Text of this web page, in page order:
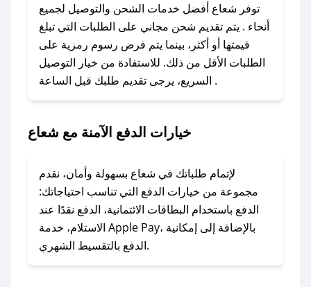
تواصل معنا عبر تويتر أو البريد الإلكتروني لإضافته
بسرعة.
### كيفية استخدام كود خصم شعاع؟
1. انسخ كود الخصم من تطبيق صحصح.
2. الصقه في خانة الدفع عند التسوق من شعاع.
### ماذا أفعل إذا لم يعمل كود الخصم؟
الرسائل الخاصة على تويتر أو البريد الإلكتروني،
وسنقوم بحل المشكلة في أسرع وقت ممكن.
### ماذا أفعل إذا لم أجد كود خصم لمتجري
المفضل؟
في حال عدم توفر كوبونات لمتجرك المفضل، يمكنك
توفر شعاع أفضل خدمات الشحن والتوصيل لجميع
أنحاء . يتم تقديم شحن مجاني على الطلبات التي تبلغ
قيمتها أو أكثر، بينما يتم فرض رسوم رمزية على
الطلبات الأقل من ذلك. للاستفادة من خيار التوصيل
السريع، يرجى تقديم طلبك قبل الساعة .
خيارات الدفع الآمنة مع شعاع
لإتمام طلباتك في شعاع بسهولة وأمان، نقدم
مجموعة من خيارات الدفع التي تناسب احتياجاتك:
الدفع باستخدام البطاقات الائتمانية، الدفع نقدًا عند
الاستلام، خدمة Apple Pay، بالإضافة إلى إمكانية
الدفع بالتقسيط الشهري.